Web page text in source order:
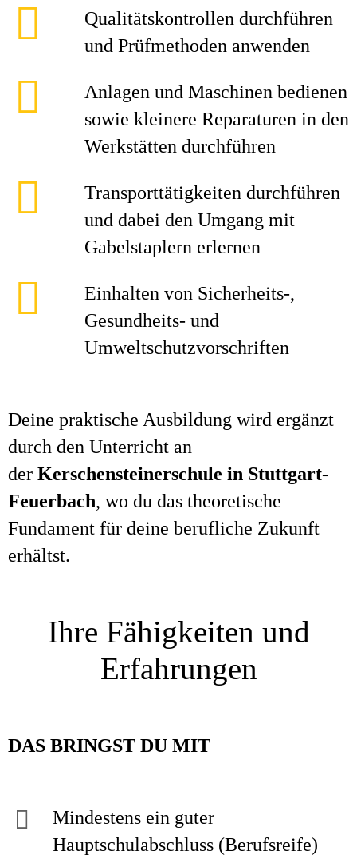
Qualitätskontrollen durchführen
und Prüfmethoden anwenden
Anlagen und Maschinen bedienen
sowie kleinere Reparaturen in den
Werkstätten durchführen
Transporttätigkeiten durchführen
und dabei den Umgang mit
Gabelstaplern erlernen
Einhalten von Sicherheits-,
Gesundheits- und
Umweltschutzvorschriften
Deine praktische Ausbildung wird ergänzt
durch den Unterricht an
der Kerschensteinerschule in Stuttgart-
Feuerbach, wo du das theoretische
Fundament für deine berufliche Zukunft
erhältst.
Ihre Fähigkeiten und
Erfahrungen
DAS BRINGST DU MIT
Mindestens ein guter
Hauptschulabschluss (Berufsreife)